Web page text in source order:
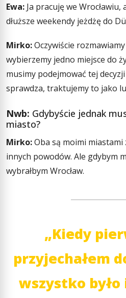
Ewa: Ja pracuję we
dłuższe weekendy jeżdżę do
Mirko:Oczywiście
wybierzemy jedno miejsce do
musimy podejmować tej
sprawdza, traktujemy to jako
Nwb: Gdybyście jednak
miasto?
Mirko:Oba są moimi
innych powodów. Ale gdybym
wybrałbym Wrocław.
„Kiedy
przyjechałem
wszystko